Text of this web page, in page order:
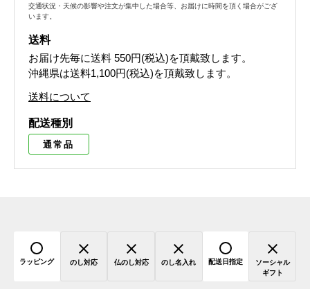
交通状況・天候の影響や注文が集中した場合等、お届けに時間を頂く場合がござ
います。
送料
お届け先毎に送料 550円(税込)を頂戴致します。
沖縄県は送料1,100円(税込)を頂戴致します。
送料について
配送種別
通常品
ラッピング のし対応 仏のし対応 のし名入れ 配送日指定
ソーシャル
ギフト